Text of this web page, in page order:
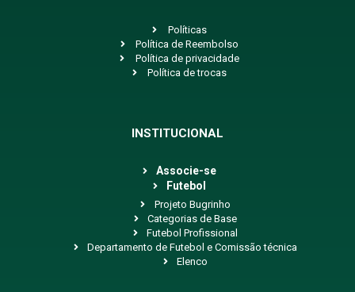
Políticas
Política de Reembolso
Política de privacidade
Política de trocas
INSTITUCIONAL
Associe-se
Futebol
Projeto Bugrinho
Categorias de Base
Futebol Profissional
Departamento de Futebol e Comissão técnica
Elenco